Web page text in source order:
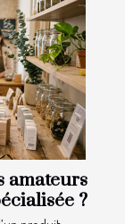
amateurs
?